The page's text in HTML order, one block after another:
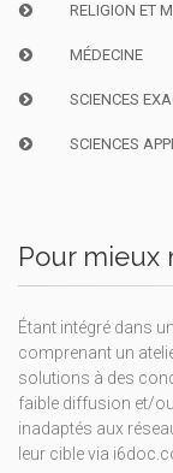
RELIGION ET
MÉDECINE
SCIENCES
SCIENCES
Pour mieux
Étant intégré dans
comprenant un
solutions à des
faible diffusion et/
inadaptés aux
leur cible via